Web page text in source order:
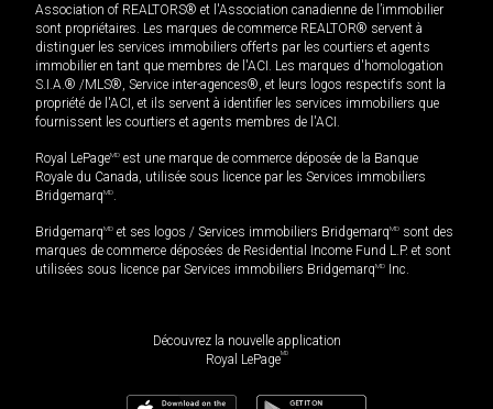
Association of REALTORS® et l'Association canadienne de l’immobilier
sont propriétaires. Les marques de commerce REALTOR® servent à
distinguer les services immobiliers offerts par les courtiers et agents
immobilier en tant que membres de l'ACI. Les marques d'homologation
S.I.A.® /MLS®, Service inter-agences®, et leurs logos respectifs sont la
propriété de l'ACI, et ils servent à identifier les services immobiliers que
fournissent les courtiers et agents membres de l'ACI.
Royal LePageMD est une marque de commerce déposée de la Banque
Royale du Canada, utilisée sous licence par les Services immobiliers
BridgemarqMD
BridgemarqMD et ses logos / Services immobiliers BridgemarqMD sont des
marques de commerce déposées de Residential Income Fund L.P. et sont
utilisées sous licence par Services immobiliers BridgemarqMD Inc.
Découvrez la nouvelle application
Royal LePageMD